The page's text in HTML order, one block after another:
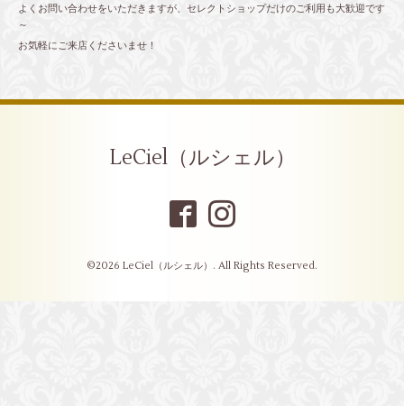
よくお問い合わせをいただきますが、セレクトショップだけのご利用も大歓迎です
～
お気軽にご来店くださいませ！
LeCiel（ルシェル）
©2026 LeCiel（ルシェル） . All Rights Reserved.